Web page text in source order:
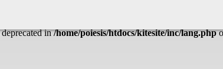
in/home/poiesis/htdocs/kitesite/inc/lang.php